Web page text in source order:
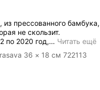
из прессованного
не скользит.
по 2020 год,… Читать ещё
36 × 18 см 722113